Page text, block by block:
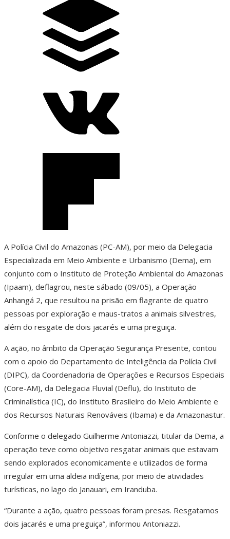
A Polícia Civil do Amazonas (PC-AM), por meio da Delegacia
Especializada em Meio Ambiente e Urbanismo (Dema), em
conjunto com o Instituto de Proteção Ambiental do Amazonas
(Ipaam), deflagrou, neste sábado (09/05), a Operação
Anhangá 2, que resultou na prisão em flagrante de quatro
pessoas por exploração e maus-tratos a animais silvestres,
além do resgate de dois jacarés e uma preguiça.
A ação, no âmbito da Operação Segurança Presente, contou
com o apoio do Departamento de Inteligência da Polícia Civil
(DIPC), da Coordenadoria de Operações e Recursos Especiais
(Core-AM), da Delegacia Fluvial (Deflu), do Instituto de
Criminalística (IC), do Instituto Brasileiro do Meio Ambiente e
dos Recursos Naturais Renováveis (Ibama) e da Amazonastur.
Conforme o delegado Guilherme Antoniazzi, titular da Dema, a
operação teve como objetivo resgatar animais que estavam
sendo explorados economicamente e utilizados de forma
irregular em uma aldeia indígena, por meio de atividades
turísticas, no lago do Janauari, em Iranduba.
“Durante a ação, quatro pessoas foram presas. Resgatamos
dois jacarés e uma preguiça”, informou Antoniazzi.